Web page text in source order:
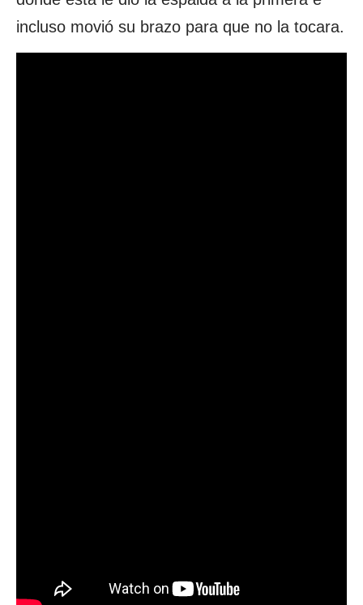
incluso movió su brazo para que no la tocara.